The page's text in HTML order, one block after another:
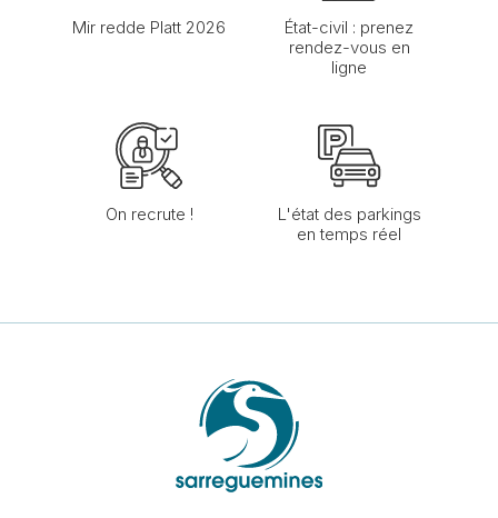
Mir redde Platt 2026
État-civil : prenez
rendez-vous en
ligne
On recrute !
L'état des parkings
en temps réel